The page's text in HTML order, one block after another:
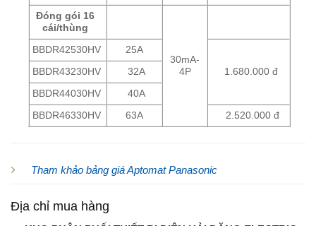
Đóng gói 16
cái/thùng
30mA-
4P
BBDR42530HV 25A
1.680.000 đ
BBDR43230HV 32A
BBDR44030HV 40A
BBDR46330HV 63A 2.520.000 đ
Tham khảo bảng giá Aptomat Panasonic
Địa chỉ mua hàng